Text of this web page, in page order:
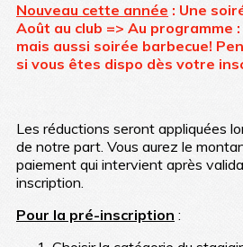
Nouveau cette année : Une
Août au club => Au programme
mais aussi soirée barbecue!
si vous êtes dispo dès votre
Les réductions seront appliquées
de notre part. Vous aurez le
paiement qui intervient après
inscription.
Pour la pré-inscription :